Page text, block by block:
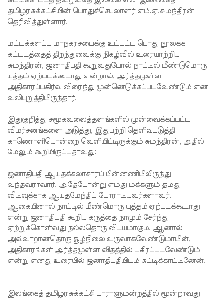
னைக்கு
எதிரான
மேல்மு
றையீட்டு
விசார
ணை
23 வரை
ஒத்திவைப்
பு!
சுகாதார
உதவியா
ளர்
நியமனங்க
ளில்
சுகாதார
களையும்
தமிழரசுக்கட்சியின் பொதுச்செயலாளர் எம்.ஏ.சுமந்திரன்
தெரிவித்துள்ளார்.
மட்டக்களப்பு மாநகரசபைக்கு உட்பட்ட பொது நூலகக்
கட்டடத்தைத் திறந்துவைக்கு நிகழ்வில் உரையாற்றிய
சுமந்திரன், ஜனாதிபதி கூறுவதுபோல் நாட்டில் மீண்டுமொரு
யுத்தம் ஏற்படக்கூடாது என்றால், அர்த்தமுள்ள
அதிகாரப்பகிர்வு விரைந்து முன்னெடுக்கப்படவேண்டும் என
வலியுறுத்தியிருந்தார்.
இதுகுறித்து சமூகவலைத்தளங்களில் முன்வைக்கப்பட்ட
விமர்சனங்களை அடுத்து, இதுபற்றி தெளிவுபடுத்தி
காணொளியொன்றை வெளியிட்டிருக்கும் சுமந்திரன், அதில்
மேலும் கூறியிருப்பதாவது:
ஜனாதிபதி ஆயுதக்கலாசாரப் பின்னணியிலிருந்து
வந்தவராவார். அதேபோன்று எமது மக்களும் தமது
விடிவுக்காக ஆயுதமேந்திப் போராடியவர்களாவர்.
ஆகையினால் நாட்டில் மீண்மொரு யுத்தம் ஏற்படக்கூடாது
என்று ஜனாதிபதி கூறிய கருத்தை நாமும் சேர்ந்து
ஏற்றுக்கொள்வது நல்லதொரு விடயமாகும். ஆனால்
அவ்வாறானதொரு சூழ்நிலை உருவாகவேண்டுமாயின்,
அதிகாரங்கள் அர்த்தமுள்ள விதத்தில் பகிரப்படவேண்டும்
என்று எனது உரையில் ஜனாதிபதியிடம் சுட்டிக்காட்டினேன்.
இலங்கைத் தமிழரசுக்கட்சி பாராளுமன்றத்தில் மூன்றாவது